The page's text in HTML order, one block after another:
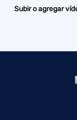
Subir o agregar